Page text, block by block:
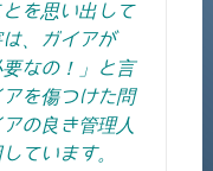
を思い出して
、ガイアが
なの！」と言
を傷つけた問
の良き管理人
ています。